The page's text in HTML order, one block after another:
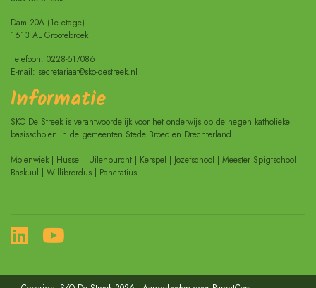
Dam 20A (1e etage)
1613 AL Grootebroek
Telefoon: 0228-517086
E-mail: secretariaat@sko-destreek.nl
Informatie
SKO De Streek is verantwoordelijk voor het onderwijs op de negen katholieke
basisscholen in de gemeenten Stede Broec en Drechterland.
Molenwiek | Hussel | Uilenburcht | Kerspel | Jozefschool | Meester Spigtschool |
Baskuul | Willibrordus | Pancratius